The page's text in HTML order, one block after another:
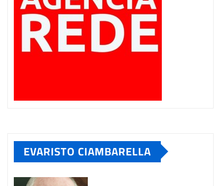
EVARISTO CIAMBARELLA